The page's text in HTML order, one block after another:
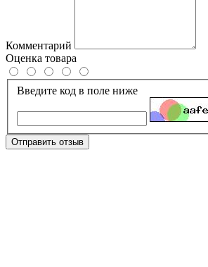
Комментарий
Оценка товара
Введите код в поле ниже
Отправить отзыв